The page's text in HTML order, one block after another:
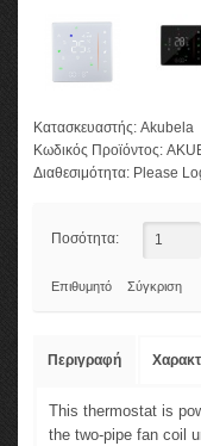
Κατασκευαστής: Akubela
Κωδικός Προϊόντος:
Διαθεσιμότητα: Please
Ποσότητα:
Επιθυμητό Σύγκριση
Περιγραφή
This thermostat is
the two-pipe fan coil